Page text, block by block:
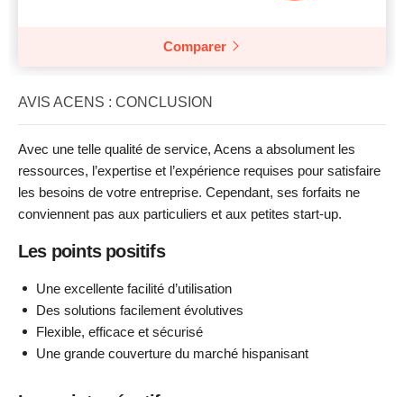
Comparer
AVIS ACENS : CONCLUSION
Avec une telle qualité de service, Acens a absolument les
ressources, l’expertise et l’expérience requises pour satisfaire
les besoins de votre entreprise. Cependant, ses forfaits ne
conviennent pas aux particuliers et aux petites start-up.
Les points positifs
Une excellente facilité d’utilisation
Des solutions facilement évolutives
Flexible, efficace et sécurisé
Une grande couverture du marché hispanisant